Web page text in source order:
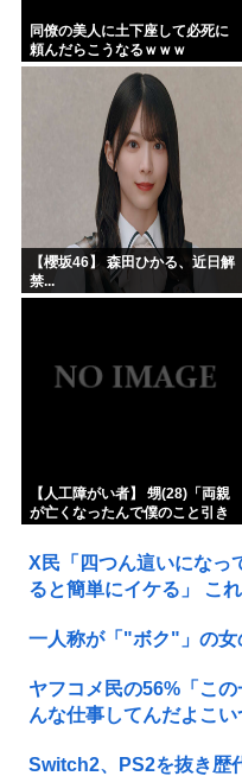
同僚の美人に土下座して必死に
頼んだらこうなるｗｗｗ
【櫻坂46】 森田ひかる、近日解
禁...
【人工障がい者】 甥(28)「両親
が亡くなったんで僕のこと引き
んでいい年したヒキニートを引
き取らなきゃいけないんだ...
X民「四つん這いになっ
ると簡単にイケる」 こ
一人称が「"ボク"」の女
ヤフコメ民の56%「こ
んな仕事してんだよこい
Switch2、PS2を抜き歴